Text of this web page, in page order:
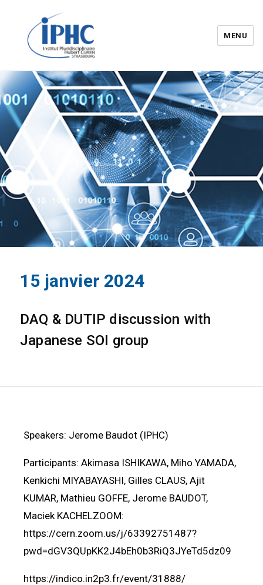
Institut pluridisciplinaire Hubert
Curien – IPHC
MENU
15 janvier 2024
DAQ & DUTIP discussion with
Japanese SOI group
Speakers: Jerome Baudot (IPHC)
Participants: Akimasa ISHIKAWA, Miho YAMADA,
Kenkichi MIYABAYASHI, Gilles CLAUS, Ajit
KUMAR, Mathieu GOFFE, Jerome BAUDOT,
Maciek KACHELZOOM:
https://cern.zoom.us/j/63392751487?
pwd=dGV3QUpKK2J4bEh0b3RiQ3JYeTd5dz09
https://indico.in2p3.fr/event/31888/